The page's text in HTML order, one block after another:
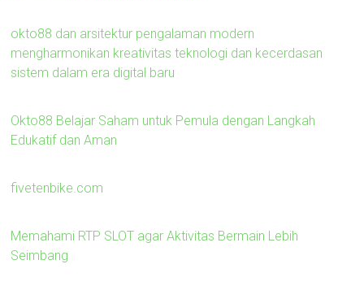
okto88 dan arsitektur pengalaman modern
mengharmonikan kreativitas teknologi dan kecerdasan
sistem dalam era digital baru
Okto88 Belajar Saham untuk Pemula dengan Langkah
Edukatif dan Aman
fivetenbike.com
Memahami RTP SLOT agar Aktivitas Bermain Lebih
Seimbang